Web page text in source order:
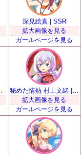
深見絵真 | SSR
拡大画像を見る
ガールページを見る
秘めた情熱 村上文緒 | SSR
拡大画像を見る
ガールページを見る